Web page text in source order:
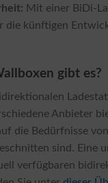
Mit einer BiDi-
die künftigen
gibt es?
Anbieter
die Bedürfnisse
sind. Eine
verfügbaren